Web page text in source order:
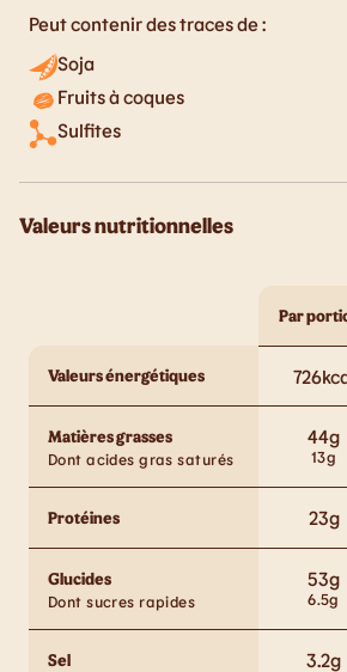
Peut contenir des traces de :
Soja
Fruits à coques
Sulfites
Valeurs nutritionnelles
Par
Valeurs énergétiques 726
Matières grasses 44g
Dont acides gras saturés 13g
Protéines 23g
Glucides 53g
Dont sucres rapides 6.5g
Sel 3.2g